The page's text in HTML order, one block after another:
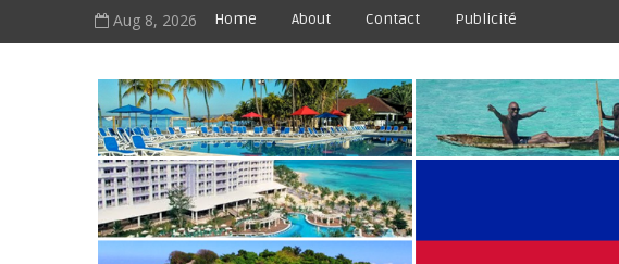
Aug 8, 2026 Home About Contact Publicité